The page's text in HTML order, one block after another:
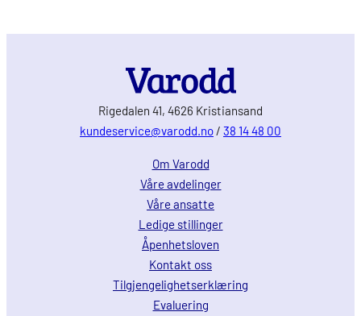
Rigedalen 41, 4626 Kristiansand
kundeservice@varodd.no / 38 14 48 00
Om Varodd
Våre avdelinger
Våre ansatte
Ledige stillinger
Åpenhetsloven
Kontakt oss
Tilgjengelighetserklæring
Evaluering